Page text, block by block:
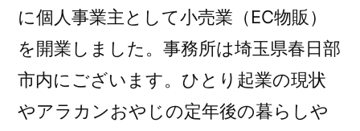
に個人事業主として小売業（EC物販）
を開業しました。事務所は埼玉県春日部
市内にございます。ひとり起業の現状
やアラカンおやじの定年後の暮らしや